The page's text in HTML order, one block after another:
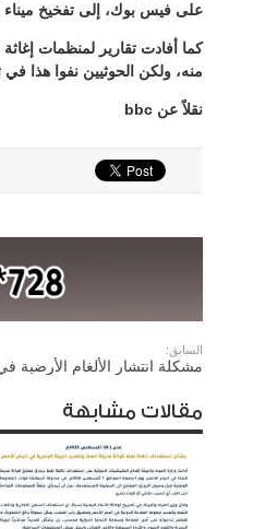
على فيس بوك، إلى تفخيخ ميناء
منه، ولكن الحوثيين نفوا هذا
نقلاً عن bbc
السابق:
مشكلة انتشار الألغام الأرضية
مقالات مشابهة